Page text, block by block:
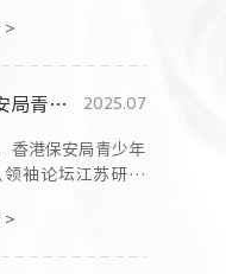
>
香港保安局青少年制服团队领袖论坛江苏研学团参访正大天晴 2025.07
香港保安局青少年
领袖论坛江苏研学
。
>